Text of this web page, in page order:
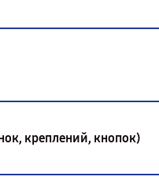
креплений, кнопок)